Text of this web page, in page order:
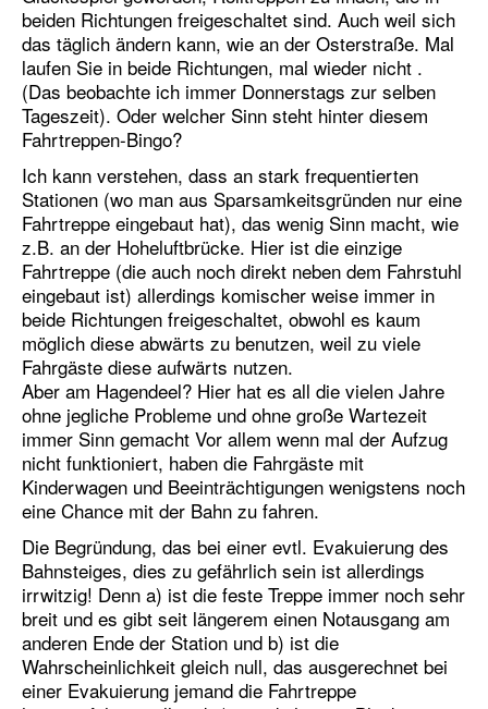
beiden Richtungen freigeschaltet sind. Auch weil sich
das täglich ändern kann, wie an der Osterstraße. Mal
laufen Sie in beide Richtungen, mal wieder nicht .
(Das beobachte ich immer Donnerstags zur selben
Tageszeit). Oder welcher Sinn steht hinter diesem
Fahrtreppen-Bingo?
Ich kann verstehen, dass an stark frequentierten
Stationen (wo man aus Sparsamkeitsgründen nur eine
Fahrtreppe eingebaut hat), das wenig Sinn macht, wie
z.B. an der Hoheluftbrücke. Hier ist die einzige
Fahrtreppe (die auch noch direkt neben dem Fahrstuhl
eingebaut ist) allerdings komischer weise immer in
beide Richtungen freigeschaltet, obwohl es kaum
möglich diese abwärts zu benutzen, weil zu viele
Fahrgäste diese aufwärts nutzen.
Aber am Hagendeel? Hier hat es all die vielen Jahre
ohne jegliche Probleme und ohne große Wartezeit
immer Sinn gemacht Vor allem wenn mal der Aufzug
nicht funktioniert, haben die Fahrgäste mit
Kinderwagen und Beeinträchtigungen wenigstens noch
eine Chance mit der Bahn zu fahren.
Die Begründung, das bei einer evtl. Evakuierung des
Bahnsteiges, dies zu gefährlich sein ist allerdings
irrwitzig! Denn a) ist die feste Treppe immer noch sehr
breit und es gibt seit längerem einen Notausgang am
anderen Ende der Station und b) ist die
Wahrscheinlichkeit gleich null, das ausgerechnet bei
einer Evakuierung jemand die Fahrtreppe